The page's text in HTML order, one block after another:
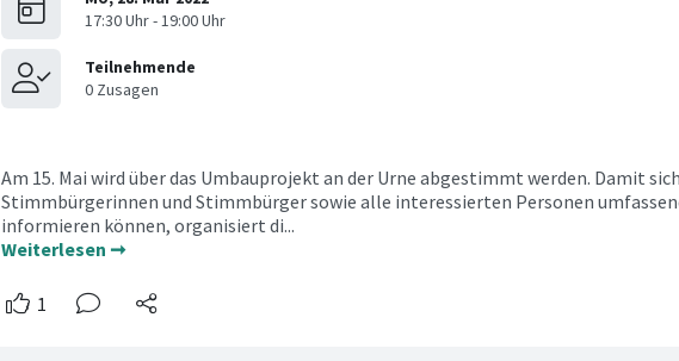
Am 15. Mai wird über das Umbauprojekt an der Urne abgestimmt werden. Damit sich
Stimmbürgerinnen und Stimmbürger sowie alle interessierten Personen
informieren können, organisiert di...
Weiterlesen ➞